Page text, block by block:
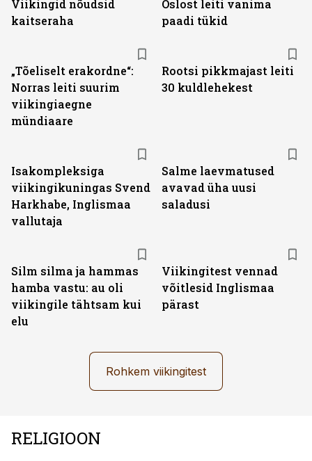
Viikingid nõudsid
kaitseraha
Oslost leiti vanima
paadi tükid
„Tõeliselt erakordne“:
Norras leiti suurim
viikingiaegne
mündiaare
Rootsi pikkmajast leiti
30 kuldlehekest
Isakompleksiga
viikingikuningas Svend
Harkhabe, Inglismaa
vallutaja
Salme laevmatused
avavad üha uusi
saladusi
Silm silma ja hammas
hamba vastu: au oli
viikingile tähtsam kui
elu
Viikingitest vennad
võitlesid Inglismaa
pärast
Rohkem viikingitest
RELIGIOON